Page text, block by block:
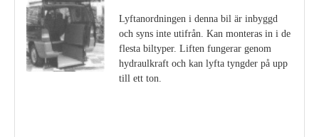
Lyftanordningen i denna bil är inbyggd
och syns inte utifrån. Kan monteras in i de
flesta biltyper. Liften fungerar genom
hydraulkraft och kan lyfta tyngder på upp
till ett ton.